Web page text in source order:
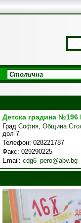
Детска градина
Град София, Община
дол 7
Телефон: 028221787
Факс: 029290225
Email: cdg6_pero@abv.bg